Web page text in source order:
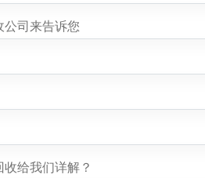
司来告诉您
给我们详解？